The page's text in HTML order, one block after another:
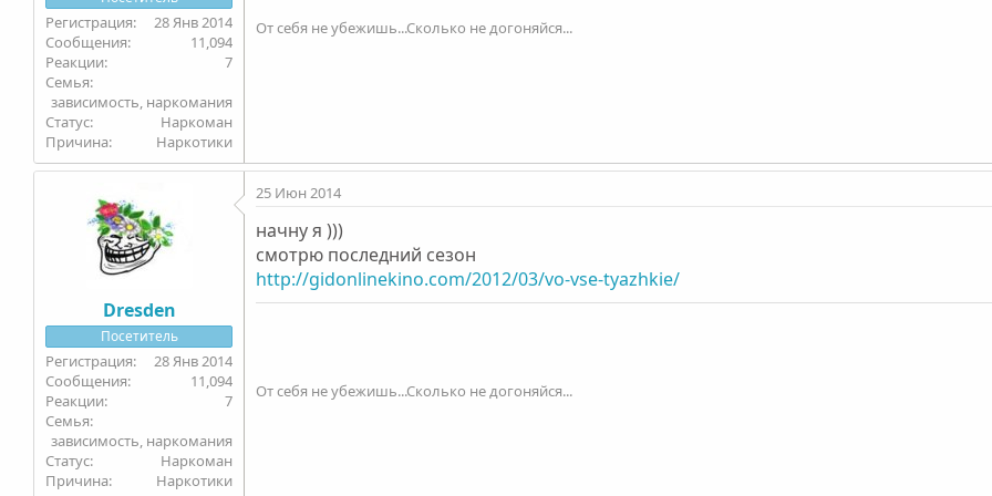
28 Янв 2014
11,094
7
Семья
зависимость, наркомания
Статус
Наркоман
Причина
Наркотики
От себя не убежишь...Сколько не догоняйся...
Dresden
Посетитель
28 Янв 2014
11,094
7
Семья
зависимость, наркомания
Статус
Наркоман
Причина
Наркотики
25 Июн 2014
начну я )))
смотрю последний сезон
http://gidonlinekino.com/2012/03/vo-vse-tyazhkie/
От себя не убежишь...Сколько не догоняйся...